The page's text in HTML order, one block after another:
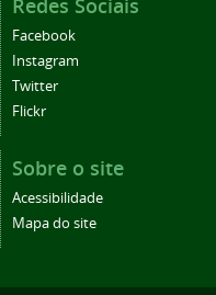
Facebook
Instagram
Twitter
Flickr
Sobre o site
Acessibilidade
Mapa do site